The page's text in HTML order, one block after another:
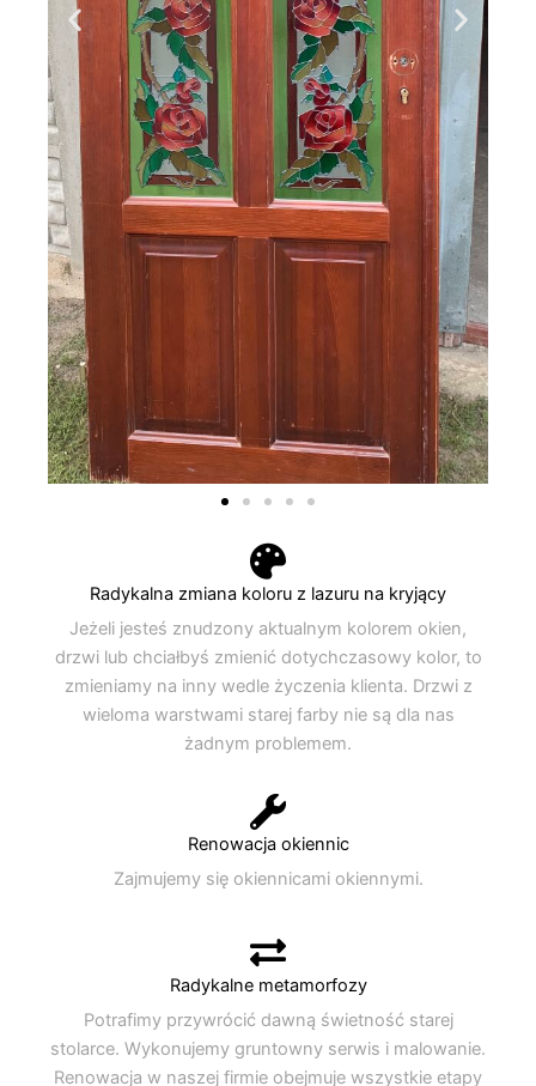
Radykalna zmiana koloru z lazuru na kryjący
Jeżeli jesteś znudzony aktualnym kolorem okien,
drzwi lub chciałbyś zmienić dotychczasowy kolor, to
zmieniamy na inny wedle życzenia klienta. Drzwi z
wieloma warstwami starej farby nie są dla nas
żadnym problemem.
Renowacja okiennic
Zajmujemy się okiennicami okiennymi.
Radykalne metamorfozy
Potrafimy przywrócić dawną świetność starej
stolarce. Wykonujemy gruntowny serwis i malowanie.
Renowacja w naszej firmie obejmuje wszystkie etapy